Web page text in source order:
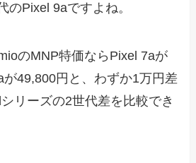
のPixel 9aですよね。
のMNP特価ならPixel 7aが
49,800円と、わずか1万円差
リーズの2世代差を比較でき